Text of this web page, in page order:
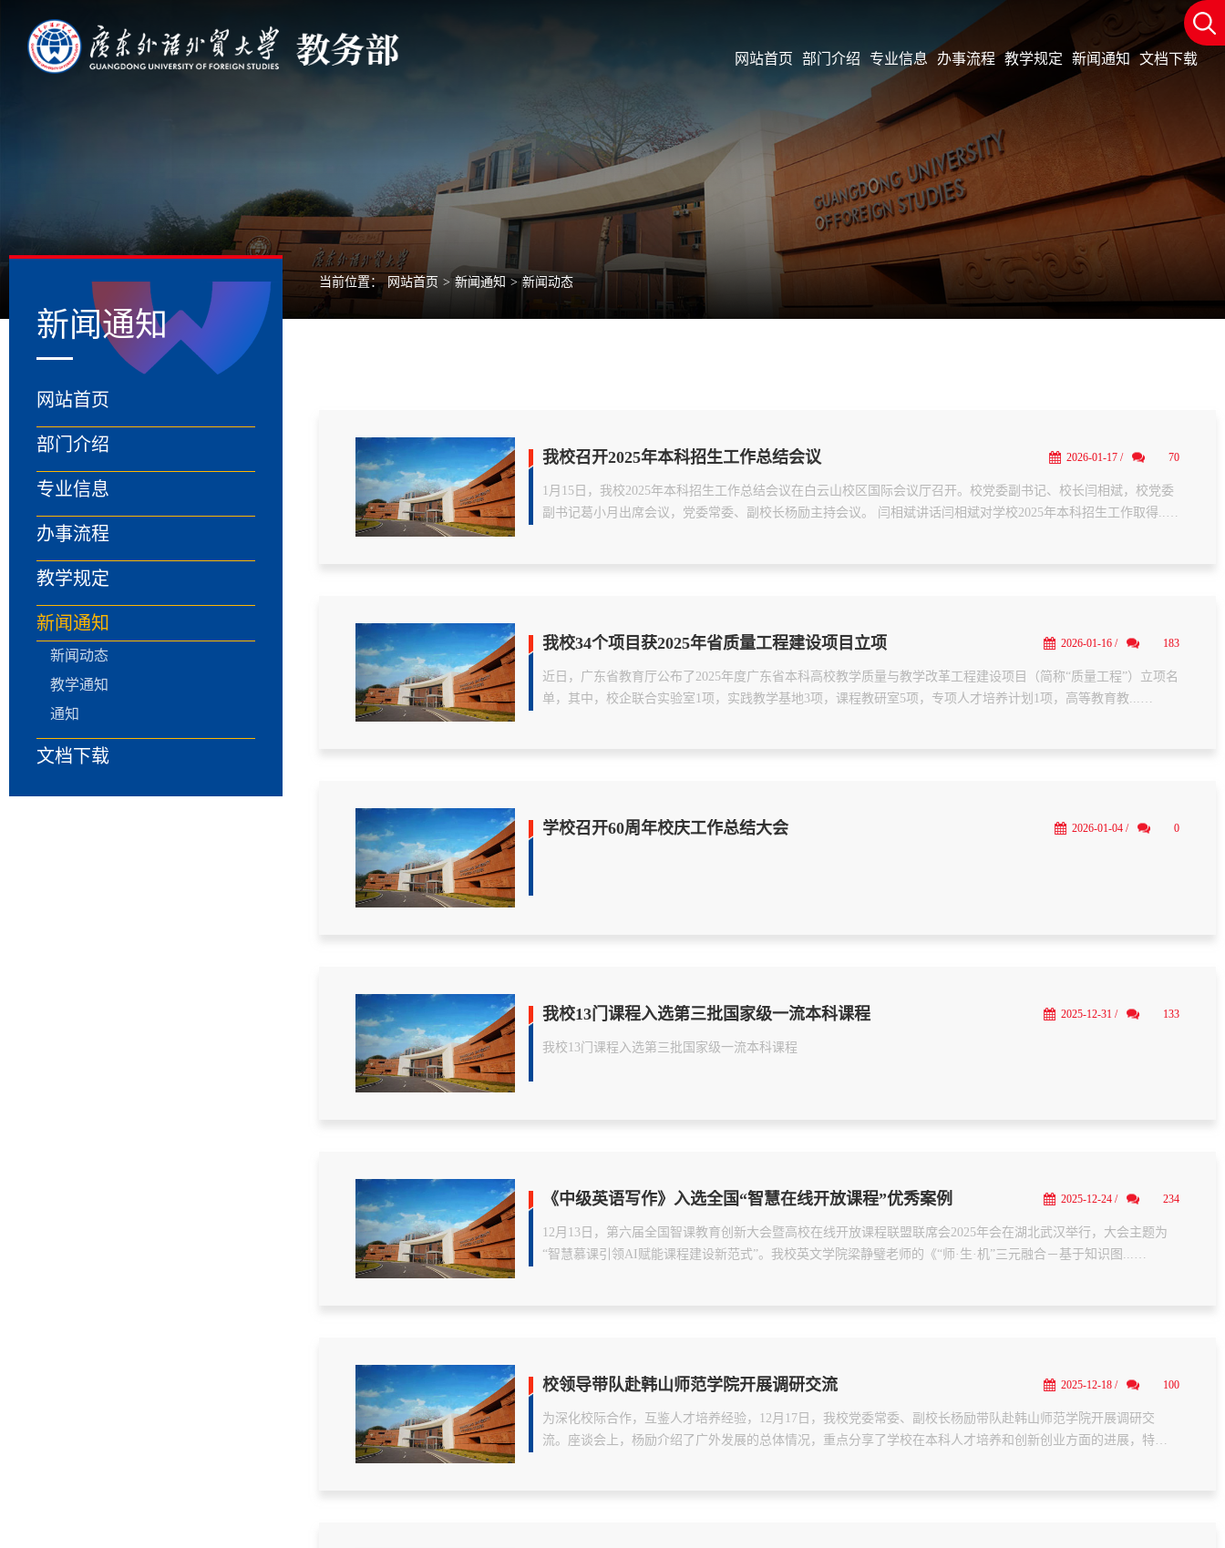
网站首页 部门介绍 专业信息 办事流程 教学规定 新闻通知 文档下载
新闻通知
网站首页
部门介绍
专业信息
办事流程
教学规定
新闻通知
新闻动态
教学通知
通知
文档下载
当前位置： 网站首页 > 新闻通知 > 新闻动态
我校召开2025年本科招生工作总结会议 2026-01-17 / 70
1月15日，我校2025年本科招生工作总结会议在白云山校区国际会议厅召开。校党委副书记、校长闫相斌，校党委
副书记葛小月出席会议，党委常委、副校长杨励主持会议。 闫相斌讲话闫相斌对学校2025年本科招生工作取得...
我校34个项目获2025年省质量工程建设项目立项 2026-01-16 / 183
​近日，广东省教育厅公布了2025年度广东省本科高校教学质量与教学改革工程建设项目（简称“质量工程”）立项名
单，其中，校企联合实验室1项，实践教学基地3项，课程教研室5项，专项人才培养计划1项，高等教育教...
学校召开60周年校庆工作总结大会 2026-01-04 / 0
我校13门课程入选第三批国家级一流本科课程 2025-12-31 / 133
我校13门课程入选第三批国家级一流本科课程
《中级英语写作》入选全国“智慧在线开放课程”优秀案例 2025-12-24 / 234
​12月13日，第六届全国智课教育创新大会暨高校在线开放课程联盟联席会2025年会在湖北武汉举行，大会主题为
“智慧慕课引领AI赋能课程建设新范式”。我校英文学院梁静璧老师的《“师·生·机”三元融合－基于知识图...
校领导带队赴韩山师范学院开展调研交流 2025-12-18 / 100
为深化校际合作，互鉴人才培养经验，12月17日，我校党委常委、副校长杨励带队赴韩山师范学院开展调研交
流。座谈会上，杨励介绍了广外发展的总体情况，重点分享了学校在本科人才培养和创新创业方面的进展，特别